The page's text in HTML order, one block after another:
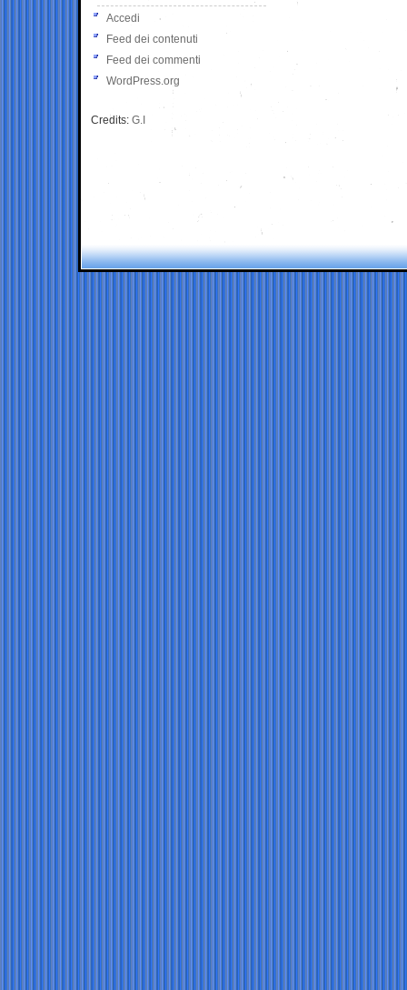
Accedi
Feed dei contenuti
Feed dei commenti
WordPress.org
Credits: G.I